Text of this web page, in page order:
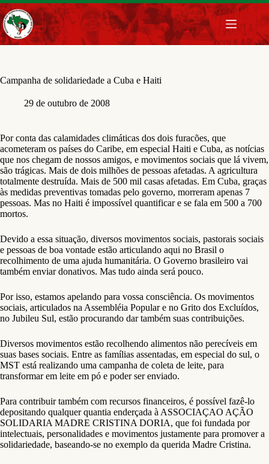
Pular
para
o
conteúdo
Campanha de solidariedade a Cuba e Haiti
29 de outubro de 2008
Por conta das calamidades climáticas dos dois furacões, que
acometeram os países do Caribe, em especial Haiti e Cuba, as notícias
que nos chegam de nossos amigos, e movimentos sociais que lá vivem,
são trágicas. Mais de dois milhões de pessoas afetadas. A agricultura
totalmente destruída. Mais de 500 mil casas afetadas. Em Cuba, graças
às medidas preventivas tomadas pelo governo, morreram apenas 7
pessoas. Mas no Haiti é impossível quantificar e se fala em 500 a 700
mortos.
Devido a essa situação, diversos movimentos sociais, pastorais sociais
e pessoas de boa vontade estão articulando aqui no Brasil o
recolhimento de uma ajuda humanitária. O Governo brasileiro vai
também enviar donativos. Mas tudo ainda será pouco.
Por isso, estamos apelando para vossa consciência. Os movimentos
sociais, articulados na Assembléia Popular e no Grito dos Excluídos,
no Jubileu Sul, estão procurando dar também suas contribuições.
Diversos movimentos estão recolhendo alimentos não perecíveis em
suas bases sociais. Entre as famílias assentadas, em especial do sul, o
MST está realizando uma campanha de coleta de leite, para
transformar em leite em pó e poder ser enviado.
Para contribuir também com recursos financeiros, é possível fazê-lo
depositando qualquer quantia enderçada à ASSOCIAÇAO AÇÃO
SOLIDARIA MADRE CRISTINA DORIA, que foi fundada por
intelectuais, personalidades e movimentos justamente para promover a
solidariedade, baseando-se no exemplo da querida Madre Cristina.